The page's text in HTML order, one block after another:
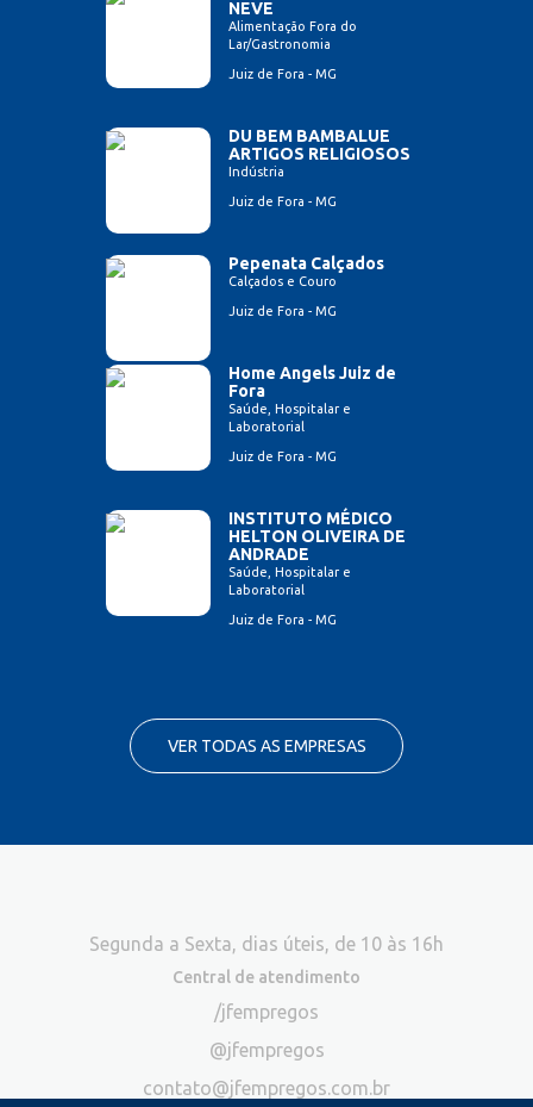
NEVE
Alimentação Fora do
Lar/Gastronomia
Juiz de Fora - MG
DU BEM BAMBALUE
ARTIGOS RELIGIOSOS
Indústria
Juiz de Fora - MG
Pepenata Calçados
Calçados e Couro
Juiz de Fora - MG
Home Angels Juiz de
Fora
Saúde, Hospitalar e
Laboratorial
Juiz de Fora - MG
INSTITUTO MÉDICO
HELTON OLIVEIRA DE
ANDRADE
Saúde, Hospitalar e
Laboratorial
Juiz de Fora - MG
VER TODAS AS EMPRESAS
Segunda a Sexta, dias úteis, de 10 às 16h
Central de atendimento
/jfempregos
@jfempregos
contato@jfempregos.com.br